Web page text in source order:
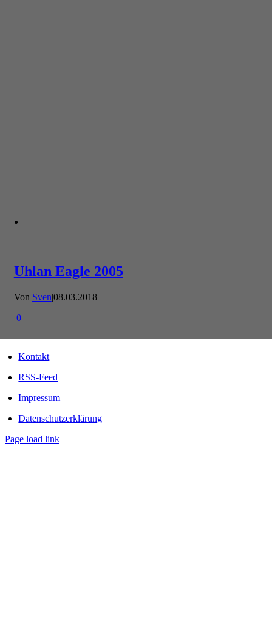
Uhlan Eagle 2005
Von Sven|08.03.2018|
0
Kontakt
RSS-Feed
Impressum
Datenschutzerklärung
Page load link